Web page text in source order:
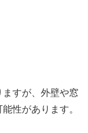
すが、外壁や窓
性があります。